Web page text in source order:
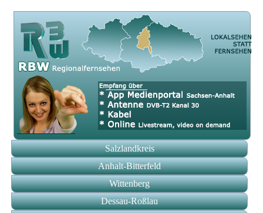
Salzlandkreis
Anhalt-Bitterfeld
Wittenberg
Dessau-Roßlau